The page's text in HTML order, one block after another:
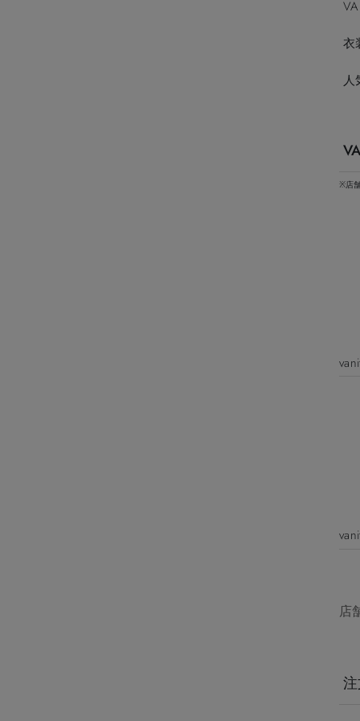
衣
人
※店
店